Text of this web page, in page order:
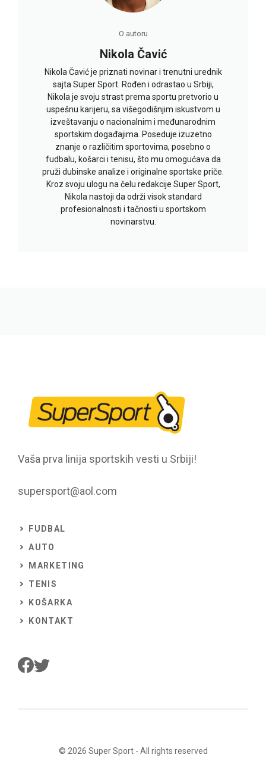
O autoru
Nikola Čavić
Nikola Čavić je priznati novinar i trenutni urednik
sajta Super Sport. Rođen i odrastao u Srbiji,
Nikola je svoju strast prema sportu pretvorio u
uspešnu karijeru, sa višegodišnjim iskustvom u
izveštavanju o nacionalnim i međunarodnim
sportskim događajima. Poseduje izuzetno
znanje o različitim sportovima, posebno o
fudbalu, košarci i tenisu, što mu omogućava da
pruži dubinske analize i originalne sportske priče.
Kroz svoju ulogu na čelu redakcije Super Sport,
Nikola nastoji da održi visok standard
profesionalnosti i tačnosti u sportskom
novinarstvu.
Vaša prva linija sportskih vesti u Srbiji!
supersport@aol.com
FUDBAL
AUTO
MARKETING
TENIS
KOŠARKA
KONTAKT
© 2026 Super Sport- All rights reserved